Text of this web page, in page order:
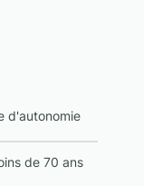
d'autonomie
de 70 ans